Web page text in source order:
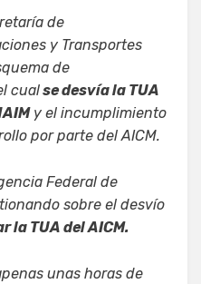
de
y Transportes
de
cualse desvía la TUA
y el incumplimiento
por parte del AICM.
Federal de
sobre el desvío
la TUA del AICM.
unas horas de